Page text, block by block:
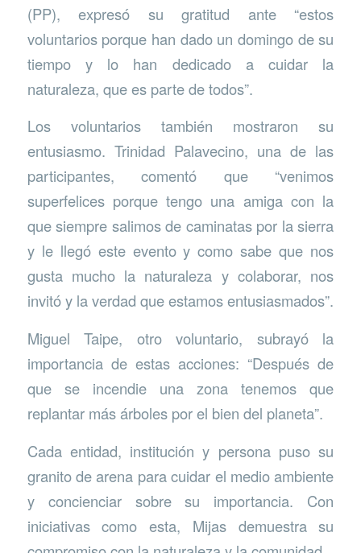
(PP), expresó su gratitud ante “estos
voluntarios porque han dado un domingo de su
tiempo y lo han dedicado a cuidar la
naturaleza, que es parte de todos”.
Los voluntarios también mostraron su
entusiasmo. Trinidad Palavecino, una de las
participantes, comentó que “venimos
superfelices porque tengo una amiga con la
que siempre salimos de caminatas por la sierra
y le llegó este evento y como sabe que nos
gusta mucho la naturaleza y colaborar, nos
invitó y la verdad que estamos entusiasmados”.
Miguel Taipe, otro voluntario, subrayó la
importancia de estas acciones: “Después de
que se incendie una zona tenemos que
replantar más árboles por el bien del planeta”.
Cada entidad, institución y persona puso su
granito de arena para cuidar el medio ambiente
y concienciar sobre su importancia. Con
iniciativas como esta, Mijas demuestra su